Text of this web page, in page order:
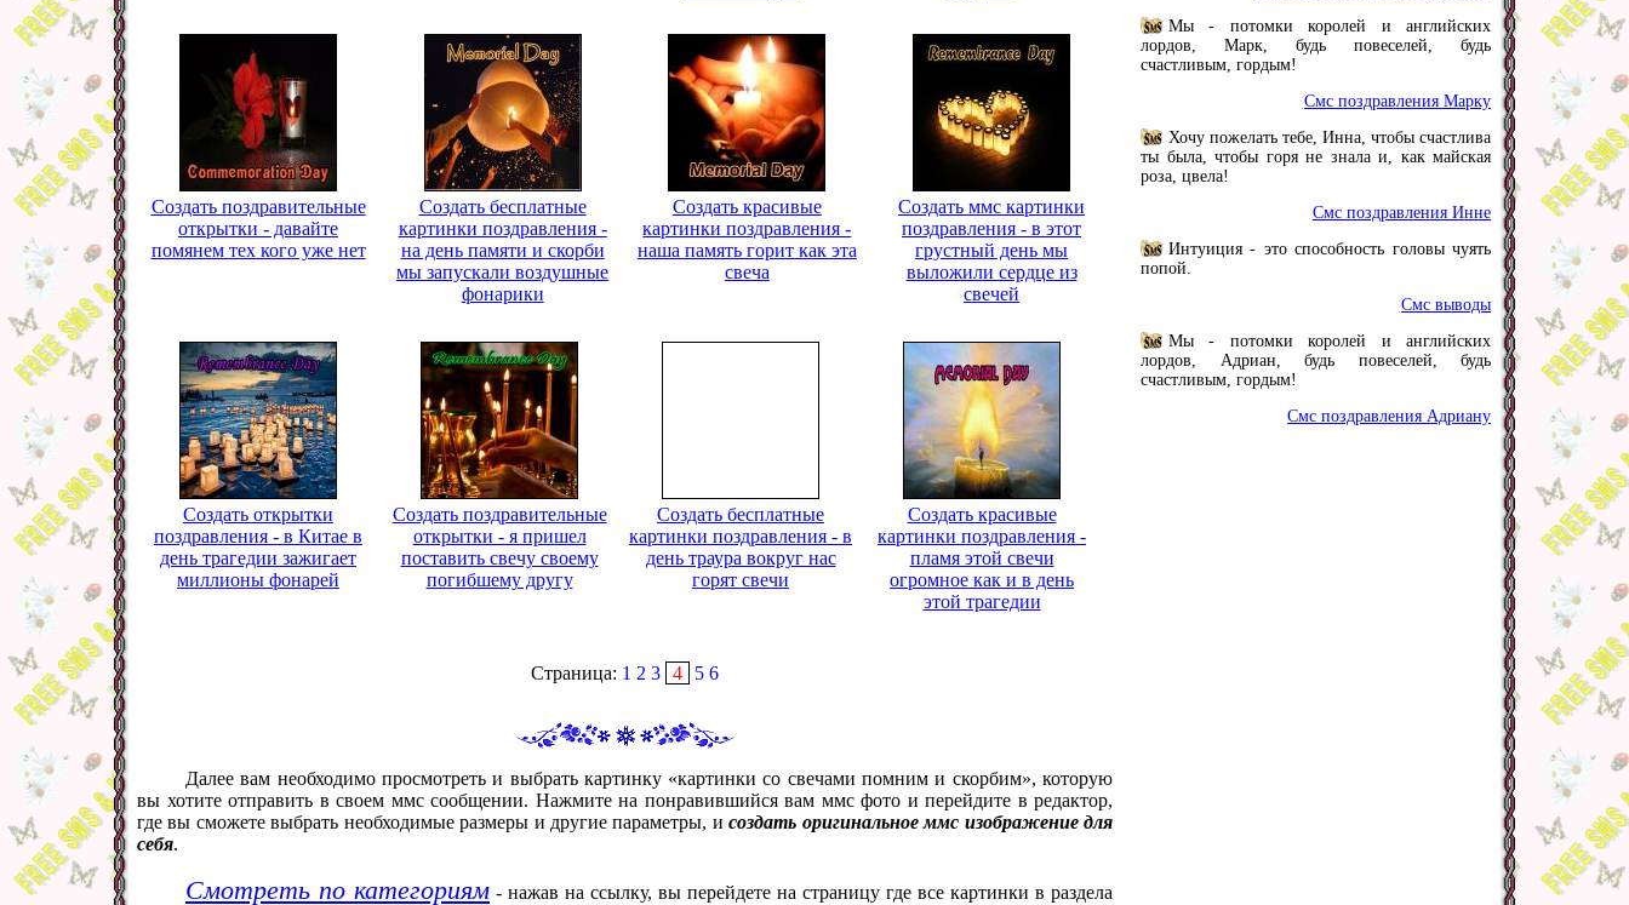
Создать поздравительные
открытки - давайте
помянем тех кого уже нет
Создать бесплатные
картинки поздравления -
на день памяти и скорби
мы запускали воздушные
фонарики
Создать красивые
картинки поздравления -
наша память горит как эта
свеча
Создать ммс картинки
поздравления - в этот
грустный день мы
выложили сердце из
свечей
Создать открытки
поздравления - в Китае в
день трагедии зажигает
миллионы фонарей
Создать поздравительные
открытки - я пришел
поставить свечу своему
погибшему другу
Создать бесплатные
картинки поздравления - в
день траура вокруг нас
горят свечи
Создать красивые
картинки поздравления -
пламя этой свечи
огромное как и в день
этой трагедии
Страница: 1 2 3 4 5 6
Далее вам необходимо просмотреть и выбрать картинку «картинки со свечами помним и скорбим», которую
вы хотите отправить в своем ммс сообщении. Нажмите на понравившийся вам ммс фото и перейдите в редактор,
где вы сможете выбрать необходимые размеры и другие параметры, исоздать оригинальное ммс изображение для
себя.
Смотреть по категориям - нажав на ссылку, вы перейдете на страницу где все картинки в раздела
Мы - потомки королей и английских
лордов, Марк, будь повеселей, будь
счастливым, гордым!
Смс поздравления Марку
Хочу пожелать тебе, Инна, чтобы счастлива
ты была, чтобы горя не знала и, как майская
роза, цвела!
Смс поздравления Инне
Интуиция - это способность головы чуять
попой.
Смс выводы
Мы - потомки королей и английских
лордов, Адриан, будь повеселей, будь
счастливым, гордым!
Смс поздравления Адриану